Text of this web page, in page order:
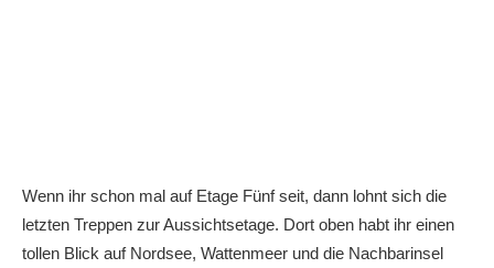
Wenn ihr schon mal auf Etage Fünf seit, dann lohnt sich die
letzten Treppen zur Aussichtsetage. Dort oben habt ihr einen
tollen Blick auf Nordsee, Wattenmeer und die Nachbarinsel